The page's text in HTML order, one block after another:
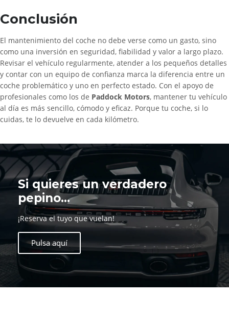
Conclusión
El mantenimiento del coche no debe verse como un gasto, sino
como una inversión en seguridad, fiabilidad y valor a largo plazo.
Revisar el vehículo regularmente, atender a los pequeños detalles
y contar con un equipo de confianza marca la diferencia entre un
coche problemático y uno en perfecto estado. Con el apoyo de
profesionales como los de Paddock Motors, mantener tu vehículo
al día es más sencillo, cómodo y eficaz. Porque tu coche, si lo
cuidas, te lo devuelve en cada kilómetro.
Si quieres un verdadero
pepino...
¡Reserva el tuyo que vuelan!
Pulsa aquí